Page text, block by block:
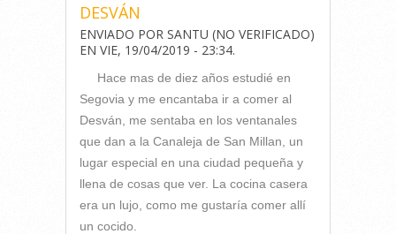
DESVÁN
ENVIADO POR SANTU (NO VERIFICADO)
EN VIE, 19/04/2019 - 23:34.
Hace mas de diez años estudié en
Segovia y me encantaba ir a comer al
Desván, me sentaba en los ventanales
que dan a la Canaleja de San Millan, un
lugar especial en una ciudad pequeña y
llena de cosas que ver. La cocina casera
era un lujo, como me gustaría comer allí
un cocido.